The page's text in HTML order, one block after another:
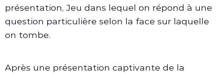
présentation, Jeu dans lequel on répond à une
question particulière selon la face sur laquelle
on tombe.
Après une présentation captivante de la